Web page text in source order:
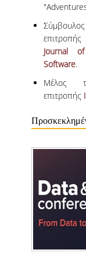
Journal
Software.
Μέλος
επιτροπής